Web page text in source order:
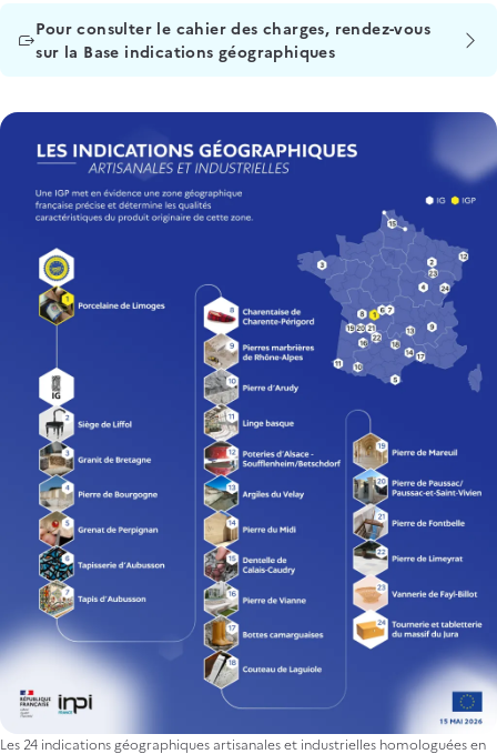
Titre
Pour consulter le cahier des charges, rendez-vous
sur la Base indications géographiques
Les 24 indications géographiques artisanales et industrielles homologuées en